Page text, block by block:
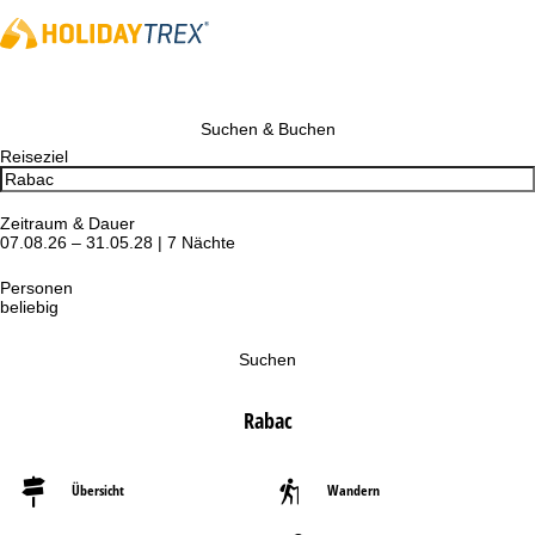
Suchen & Buchen
Reiseziel
Zeitraum & Dauer
07.08.26 – 31.05.28 | 7 Nächte
Personen
beliebig
Suchen
Rabac
Übersicht Wandern